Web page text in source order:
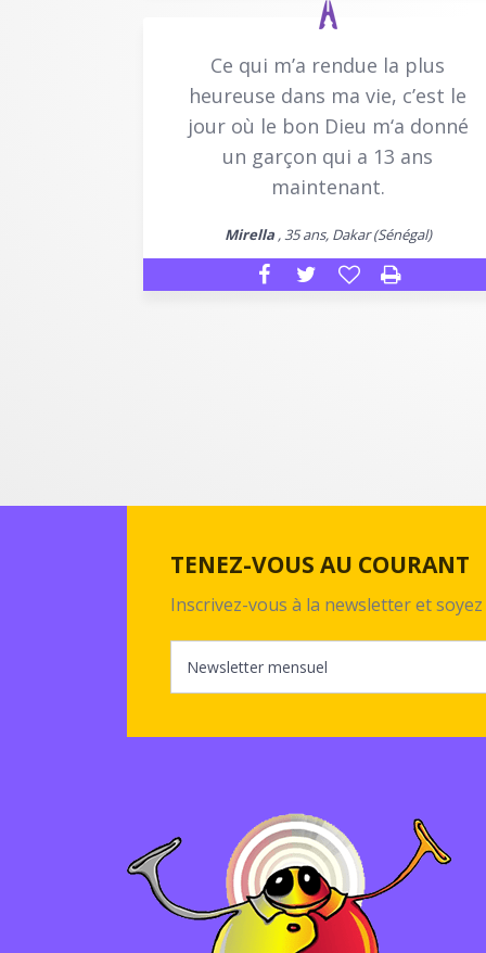
Ce qui m’a rendue la plus
heureuse dans ma vie, c’est le
jour où le bon Dieu m‘a donné
un garçon qui a 13 ans
maintenant.
Mirella, 35 ans, Dakar (Sénégal)
TENEZ-VOUS AU COURANT
Inscrivez-vous à la newsletter et